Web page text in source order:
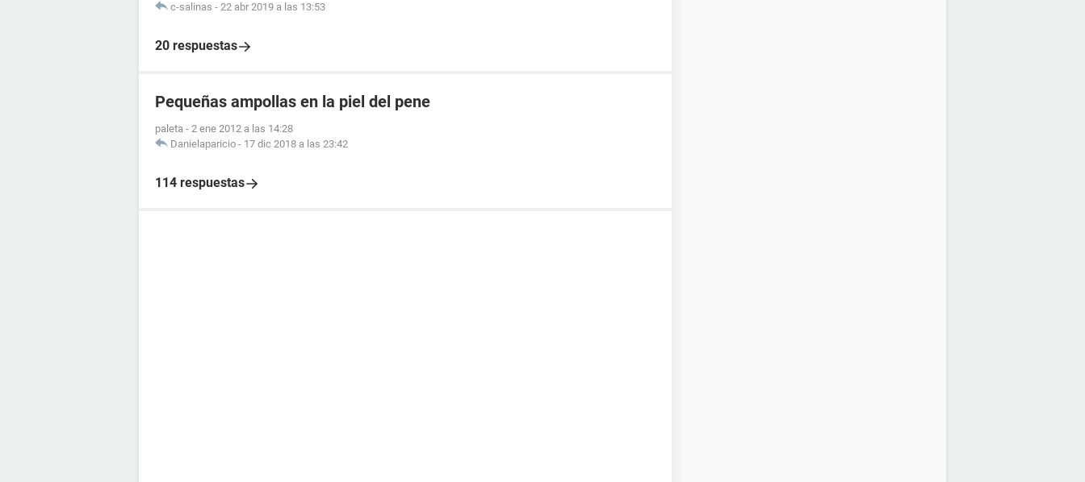
c-salinas - 22 abr 2019 a las 13:53
20 respuestas
Pequeñas ampollas en la piel del pene
paleta - 2 ene 2012 a las 14:28
Danielaparicio - 17 dic 2018 a las 23:42
114 respuestas